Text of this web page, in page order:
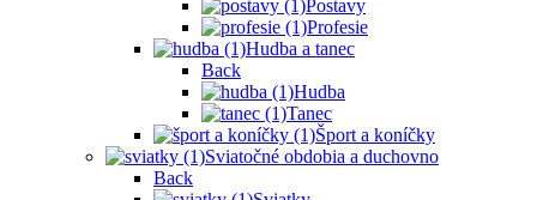
Postavy
Profesie
Hudba a tanec
Back
Hudba
Tanec
Šport a koníčky
Sviatočné obdobia a duchovno
Back